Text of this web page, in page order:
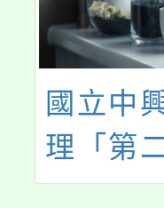
國立中
理「第
轉型暨